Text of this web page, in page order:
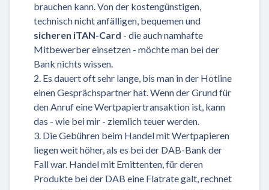
brauchen kann. Von der kostengünstigen,
technisch nicht anfälligen, bequemen und
sicheren iTAN-Card - die auch namhafte
Mitbewerber einsetzen - möchte man bei der
Bank nichts wissen.
2. Es dauert oft sehr lange, bis man in der Hotline
einen Gesprächspartner hat. Wenn der Grund für
den Anruf eine Wertpapiertransaktion ist, kann
das - wie bei mir - ziemlich teuer werden.
3. Die Gebühren beim Handel mit Wertpapieren
liegen weit höher, als es bei der DAB-Bank der
Fall war. Handel mit Emittenten, für deren
Produkte bei der DAB eine Flatrate galt, rechnet